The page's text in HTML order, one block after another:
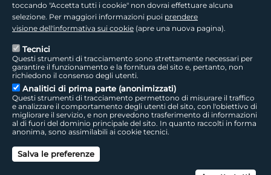
footer - sezione logo2
footer - sezione colophon
Sede Legale: Via della Liberazione, 15 - 40128 Bologna BO
Capitale Sociale interamente versato ad oggi: € 69.881.000,00 | P.IVA/C.F.
footer - sezione link utili
Seguici sui social
LepidaTV | Accessibilità | Cookie | Privacy | Social Media Policy
toccando "Accetta tutti i cookie" non dovrai effettuare alcuna
selezione. Per maggiori informazioni puoi prendere
visione dell'informativa sui cookie (apre una nuova pagina).
Tecnici
Questi strumenti di tracciamento sono strettamente necessari per
garantire il funzionamento e la fornitura del sito e, pertanto, non
richiedono il consenso degli utenti.
Analitici di prima parte (anonimizzati)
Questi strumenti di tracciamento permettono di misurare il traffico
e analizzare il comportamento degli utenti del sito, con l'obiettivo di
migliorare il servizio, e non prevedono trasferimento di informazioni
al di fuori del dominio principale del sito. In quanto raccolti in forma
anonima, sono assimilabili ai cookie tecnici.
Salva le preferenze